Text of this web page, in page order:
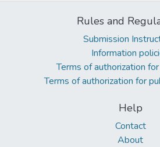
Rules and
Submission
Information
Terms of authorization
Terms of authorization for
Help
Contact
About